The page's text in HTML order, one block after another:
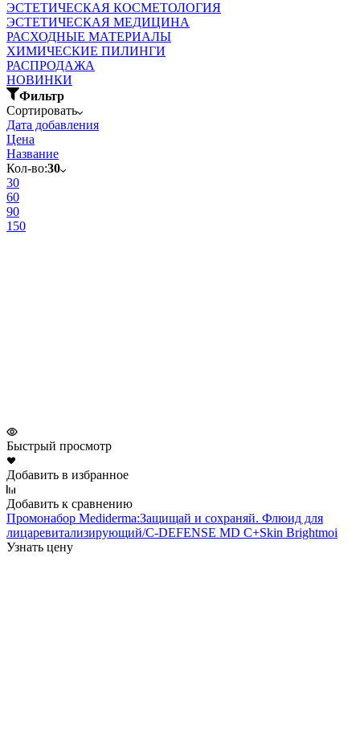
ЭСТЕТИЧЕСКАЯ КОСМЕТОЛОГИЯ
ЭСТЕТИЧЕСКАЯ МЕДИЦИНА
РАСХОДНЫЕ МАТЕРИАЛЫ
ХИМИЧЕСКИЕ ПИЛИНГИ
РАСПРОДАЖА
НОВИНКИ
Фильтр
Сортировать
Дата добавления
Цена
Название
Кол-во:30
30
60
90
150
Быстрый просмотр
Добавить в избранное
Добавить к сравнению
Промонабор Mediderma:Защищай и сохраняй. Флюид для
лицаревитализирующий/C-DEFENSE MD C+Skin Brightmoi
Узнать цену